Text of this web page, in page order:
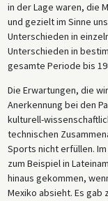
in der Lage waren, die
und gezielt im Sinne
Unterschieden in
Unterschieden in
gesamte Periode bis
Die Erwartungen, die
Anerkennung bei den
kulturell-
technischen
Sports nicht erfüllen.
zum Beispiel in
hinaus gekommen,
Mexiko absieht. Es gab